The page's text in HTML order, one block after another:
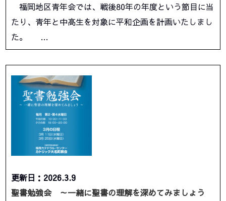
福岡地区青年会では、戦後80年の年度という節目に当
たり、青年と中高生を対象に平和企画を計画いたしまし
た。 …
更新日：2026.3.9
聖書勉強会 ～一緒に聖書の理解を深めてみましょう